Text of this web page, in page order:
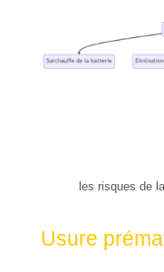
les risques de
Usure